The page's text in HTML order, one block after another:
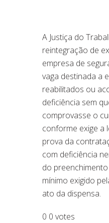
A Justiça do
reintegração de
empresa de
vaga destinada a
reabilitados ou
deficiência sem
comprovasse o
conforme exige a
prova da
com deficiência
do
mínimo exigido
ato da dispensa.
0 0 votes